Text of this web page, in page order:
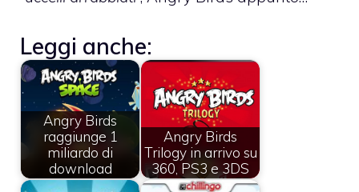
Leggi anche:
Angry Birds
raggiunge 1
miliardo di
download
Angry Birds
Trilogy in arrivo su
360, PS3 e 3DS